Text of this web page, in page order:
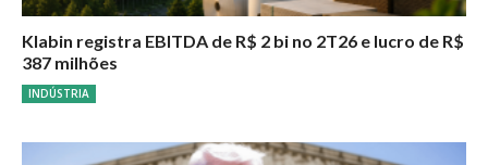
Klabin registra EBITDA de R$ 2 bi no 2T26 e lucro de R$
387 milhões
INDÚSTRIA